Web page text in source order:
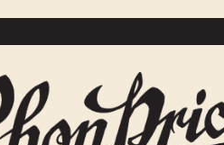
REVIEWS VLOG